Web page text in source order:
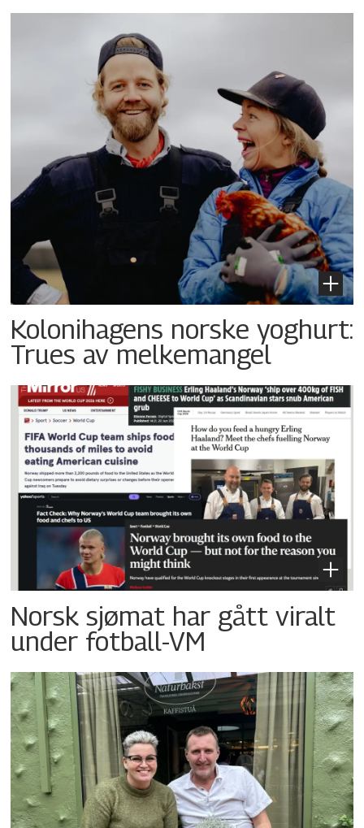
Kolonihagens norske yoghurt:
Trues av melkemangel
Norsk sjømat har gått viralt
under fotball-VM